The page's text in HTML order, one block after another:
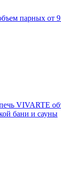
парных от
VIVARTE
бани и сауны